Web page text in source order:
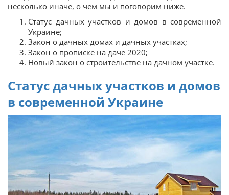
несколько иначе, о чем мы и поговорим ниже.
Статус дачных участков и домов в современной
Украине;
Закон о дачных домах и дачных участках;
Закон о прописке на даче 2020;
Новый закон о строительстве на дачном участке.
Статус дачных участков и домов
в современной Украине